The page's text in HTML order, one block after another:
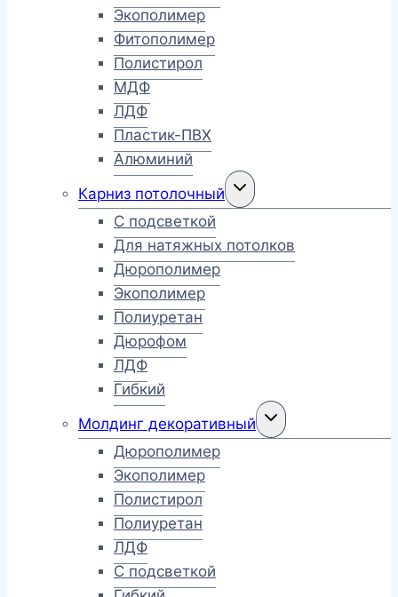
Экополимер
Фитополимер
Полистирол
МДФ
ЛДФ
Пластик-ПВХ
Алюминий
Карниз потолочный
Переключить
дочернее
С подсветкой
Для натяжных потолков
Дюрополимер
Экополимер
Полиуретан
Дюрофом
ЛДФ
Гибкий
Молдинг декоративный
Переключить
дочернее
Дюрополимер
Экополимер
Полистирол
Полиуретан
ЛДФ
С подсветкой